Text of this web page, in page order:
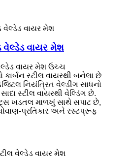
વાયર મેશ
વાયર મેશ ઉચ્ચ
કાર્બન સ્ટીલ વાયરથી બનેલા છે
નિયંત્રિત વેલ્ડીંગ સાધનો
સ્ટીલ વાયરથી વેલ્ડિંગ છે.
ખડતલ માળખું સાથે સપાટ છે,
ધોવાણ-પ્રતિકાર અને રસ્ટપ્રૂફ